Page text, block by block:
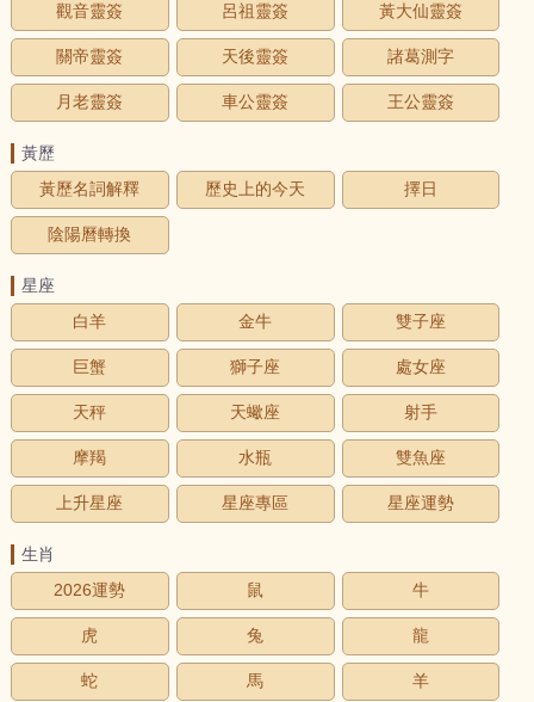
觀音靈簽
呂祖靈簽 黃大仙靈簽
關帝靈簽 天後靈簽 諸葛測字
月老靈簽 車公靈簽 王公靈簽
黃歷
黃歷名詞解釋
歷史上的今天 擇日
陰陽曆轉換
星座
白羊
金牛 雙子座
巨蟹 獅子座 處女座
天秤 天蠍座 射手
摩羯 水瓶 雙魚座
上升星座 星座專區 星座運勢
生肖
2026運勢
鼠 牛
虎 兔 龍
蛇 馬 羊